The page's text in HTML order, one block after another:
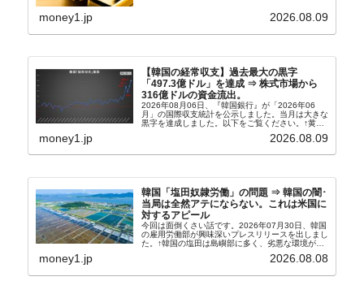
れ協力体制を構築□『韓国銀行』は、国内生産金の
money1.jp 2026.08.09
【韓国の経常収支】過去最大の黒字
「497.3億ドル」を達成 ⇒ 株式市場から
316億ドルの資金流出。
2026年08月06日、『韓国銀行』が「2026年06
月」の国際収支統計を公示しました。当月は大きな
黒字を達成しました。以下をご覧ください。↑黄色
の経常収支です。2026年06月貿易収支：4...
money1.jp 2026.08.09
韓国「塩田奴隷労働」の問題 ⇒ 韓国の闇･
当局は全然アテにならない。これは米国に
対するアピール
今回は面倒くさい話です。2026年07月30日、韓国
の雇用労働部が興味深いプレスリリースを出しまし
た。↑韓国の塩田は島嶼部に多く、劣悪な環境が一
たといわれます（後述）。これは、いわゆる「塩田
money1.jp 2026.08.08